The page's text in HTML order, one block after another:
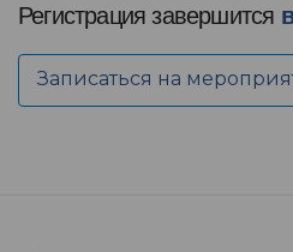
Регистрация завершится
Записаться на